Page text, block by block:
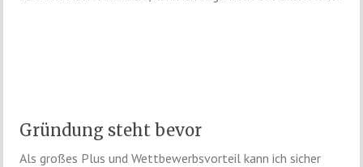
Gründung steht bevor
Als großes Plus und Wettbewerbsvorteil kann ich sicher